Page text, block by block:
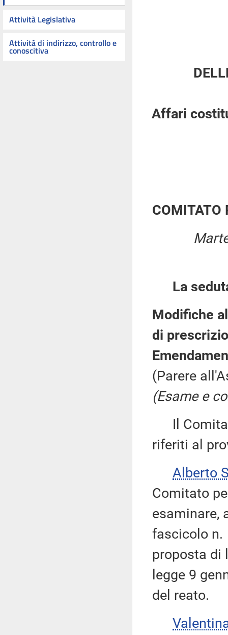
Attività Legislativa
Attività di indirizzo, controllo e
conoscitiva
Affari
COMITATO
La
Modifiche
di
(Parere
(Esame e
Il
riferiti al
Alberto
Comitato
esaminare,
fascicolo n.
proposta di
legge 9
del reato.